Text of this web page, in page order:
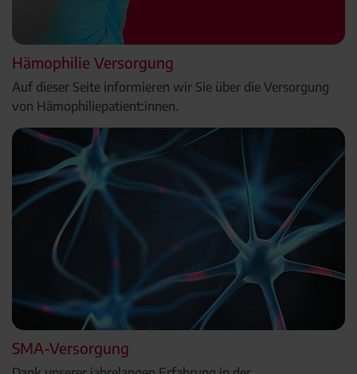
Hämophilie Versorgung
Auf dieser Seite informieren wir Sie über die Versorgung
von Hämophiliepatient:innen.
SMA-Versorgung